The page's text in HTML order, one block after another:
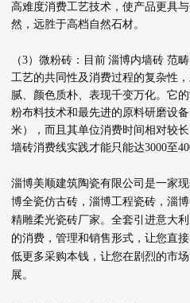
高难度消费工艺技术，使产品更具
然，远胜于高档自然石材。
（3）微粉砖：目前 淄博内墙砖 范
工艺的共同性及消费过程的复杂性
腻、颜色质朴、表现千变万化。它
粉布料技术和最先进的原料研磨设
米），而且其单位消费时间相对较
墙砖消费线实践才能只能达3000至
淄博美顺建筑陶瓷有限公司是一家
博全瓷仿古砖，淄博工程瓷砖，淄
精雕柔光瓷砖厂家。全套引进意大
的消费，管理和销售形式，让您直
低更多采购本钱，让您在剧烈的市
展。